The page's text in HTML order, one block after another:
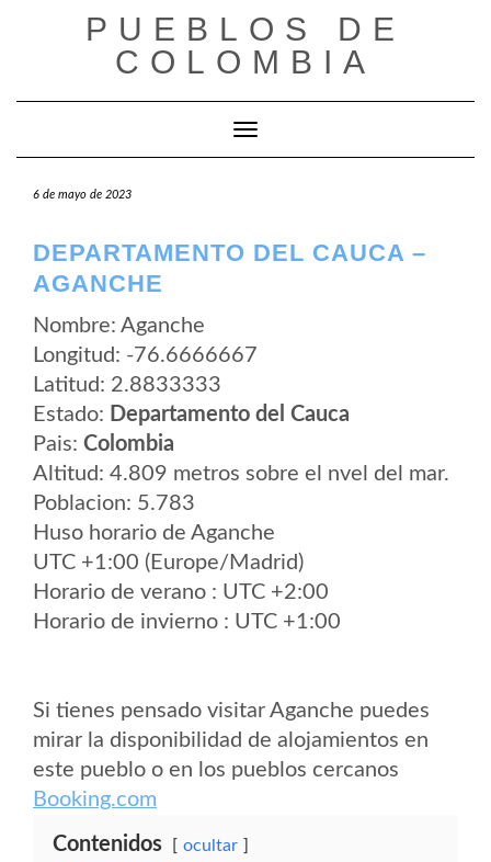
PUEBLOS DE
COLOMBIA
Cambiar modo de navegación
6 de mayo de 2023
DEPARTAMENTO DEL CAUCA –
AGANCHE
Nombre: Aganche
Longitud: -76.6666667
Latitud: 2.8833333
Estado: Departamento del Cauca
Pais: Colombia
Altitud: 4.809 metros sobre el nvel del mar.
Poblacion: 5.783
Huso horario de Aganche
UTC +1:00 (Europe/Madrid)
Horario de verano : UTC +2:00
Horario de invierno : UTC +1:00
Si tienes pensado visitar Aganche puedes
mirar la disponibilidad de alojamientos en
este pueblo o en los pueblos cercanos
Booking.com
Contenidos ocultar